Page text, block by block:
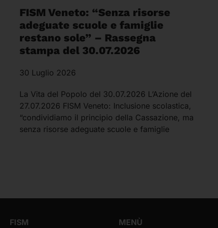
FISM Veneto: “Senza risorse
adeguate scuole e famiglie
restano sole” – Rassegna
stampa del 30.07.2026
30 Luglio 2026
La Vita del Popolo del 30.07.2026 L’Azione del
27.07.2026 FISM Veneto: Inclusione scolastica,
“condividiamo il principio della Cassazione, ma
senza risorse adeguate scuole e famiglie
FISM MENÙ